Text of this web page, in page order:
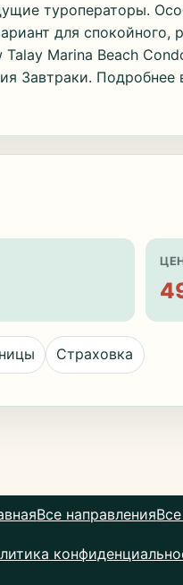
туроператоры.
для спокойного,
Marina Beach
Завтраки.
Страховка
Все направления